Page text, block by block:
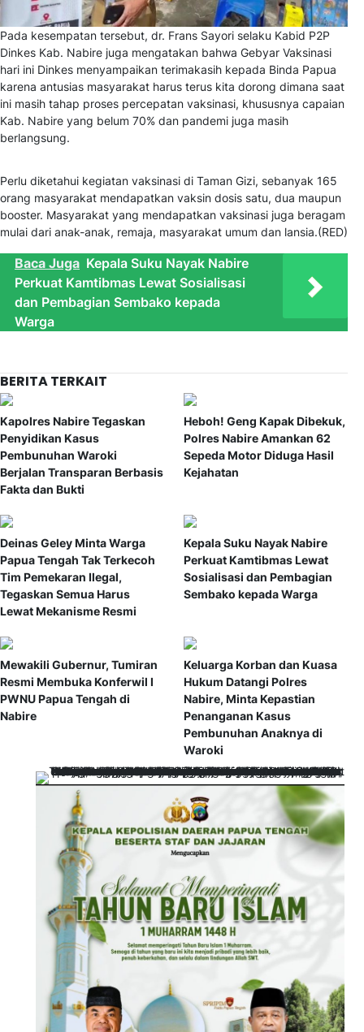
Pada kesempatan tersebut, dr. Frans Sayori selaku Kabid P2P
Dinkes Kab. Nabire juga mengatakan bahwa Gebyar Vaksinasi
hari ini Dinkes menyampaikan terimakasih kepada Binda Papua
karena antusias masyarakat harus terus kita dorong dimana saat
ini masih tahap proses percepatan vaksinasi, khususnya capaian
Kab. Nabire yang belum 70% dan pandemi juga masih
berlangsung.
Perlu diketahui kegiatan vaksinasi di Taman Gizi, sebanyak 165
orang masyarakat mendapatkan vaksin dosis satu, dua maupun
booster. Masyarakat yang mendapatkan vaksinasi juga beragam
mulai dari anak-anak, remaja, masyarakat umum dan lansia.(RED)
Baca Juga Kepala Suku Nayak Nabire
Perkuat Kamtibmas Lewat Sosialisasi
dan Pembagian Sembako kepada
Warga
BERITA TERKAIT
Kapolres Nabire Tegaskan
Penyidikan Kasus
Pembunuhan Waroki
Berjalan Transparan Berbasis
Fakta dan Bukti
Heboh! Geng Kapak Dibekuk,
Polres Nabire Amankan 62
Sepeda Motor Diduga Hasil
Kejahatan
Deinas Geley Minta Warga
Papua Tengah Tak Terkecoh
Tim Pemekaran Ilegal,
Tegaskan Semua Harus
Lewat Mekanisme Resmi
Kepala Suku Nayak Nabire
Perkuat Kamtibmas Lewat
Sosialisasi dan Pembagian
Sembako kepada Warga
Mewakili Gubernur, Tumiran
Resmi Membuka Konferwil I
PWNU Papua Tengah di
Nabire
Keluarga Korban dan Kuasa
Hukum Datangi Polres
Nabire, Minta Kepastian
Penanganan Kasus
Pembunuhan Anaknya di
Waroki